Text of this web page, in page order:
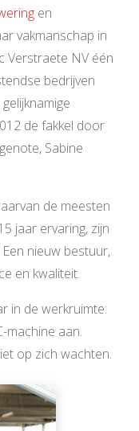
en
vakmanschap in
Verstraete NV één
bedrijven
de fakkel door
Sabine
de meesten
jaar ervaring, zijn
nieuw bestuur,
en kwaliteit.
in de werkruimte:
machine aan.
op zich wachten.